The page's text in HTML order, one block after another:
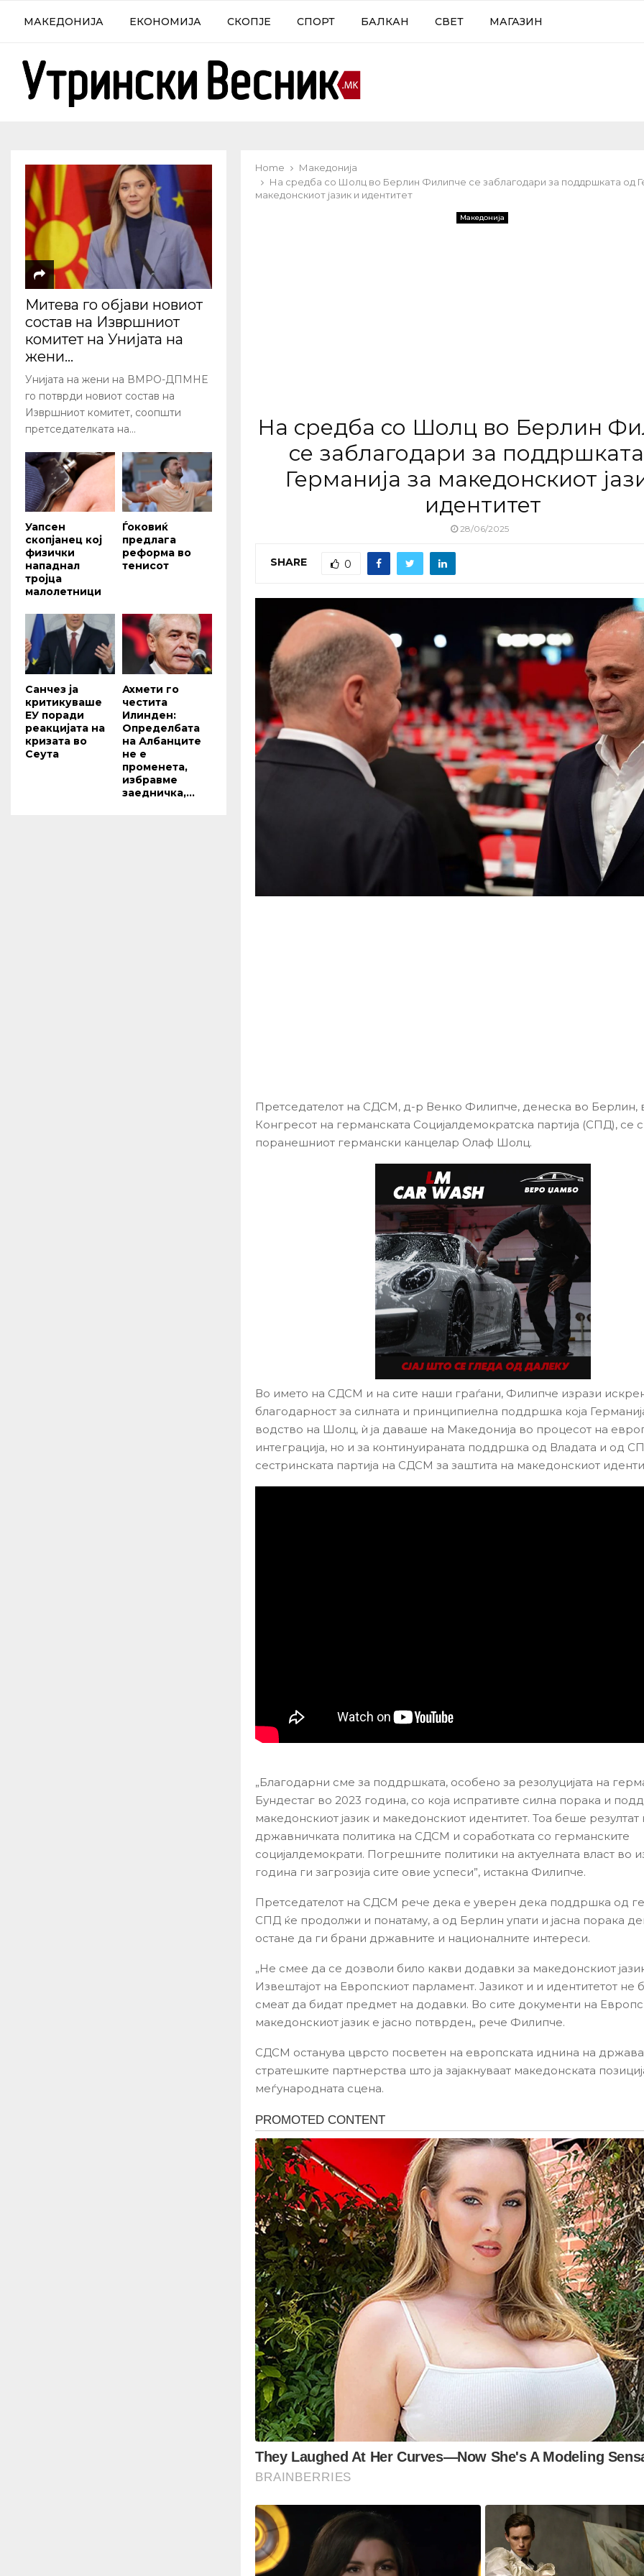
МАКЕДОНИЈА ЕКОНОМИЈА СКОПЈЕ СПОРТ БАЛКАН СВЕТ МАГАЗИН
Home
Македонија
На средба со Шолц во Берлин Филипче се заблагодари за поддршката од
македонскиот јазик и идентитет
Македонија
На средба со Шолц во Берлин
се заблагодари за
Германија за македонскиот
идентитет
28/06/2025
SHARE 0
Претседателот на СДСМ, д-р Венко Филипче, денеска во Берлин,
Конгресот на германската Социјалдемократска партија (СПД), се
поранешниот германски канцелар Олаф Шолц.
Во името на СДСМ и на сите наши граѓани, Филипче изрази
благодарност за силната и принципиелна поддршка која
водство на Шолц, ѝ ја даваше на Македонија во процесот на
интеграција, но и за континуираната поддршка од Владата и од
сестринската партија на СДСМ за заштита на македонскиот
„Благодарни сме за поддршката, особено за резолуцијата на
Бундестаг во 2023 година, со која испративте силна порака и
македонскиот јазик и македонскиот идентитет. Тоа беше резултат
државничката политика на СДСМ и соработката со германските
социјалдемократи. Погрешните политики на актуелната власт во
година ги загрозија сите овие успеси”, истакна Филипче.
Претседателот на СДСМ рече дека е уверен дека поддршка од
СПД ќе продолжи и понатаму, а од Берлин упати и јасна порака
остане да ги брани државните и националните интереси.
„Не смее да се дозволи било какви додавки за македонскиот
Извештајот на Европскиот парламент. Јазикот и и идентитетот не
смеат да бидат предмет на додавки. Во сите документи на
македонскиот јазик е јасно потврден„ рече Филипче.
СДСМ останува цврсто посветен на европската иднина на
стратешките партнерства што ја зајакнуваат македонската
меѓународната сцена.
Митева го објави новиот
состав на Извршниот
комитет на Унијата на
жени...
Унијата на жени на ВМРО-ДПМНЕ
го потврди новиот состав на
Извршниот комитет, соопшти
претседателката на...
Уапсен
скопјанец кој
физички
нападнал
тројца
малолетници
Ѓоковиќ
предлага
реформа во
тенисот
Санчез ја
критикуваше
ЕУ поради
реакцијата на
кризата во
Сеута
Ахмети го
честита
Илинден:
Определбата
на Албанците
не е
променета,
избравме
заедничка,...